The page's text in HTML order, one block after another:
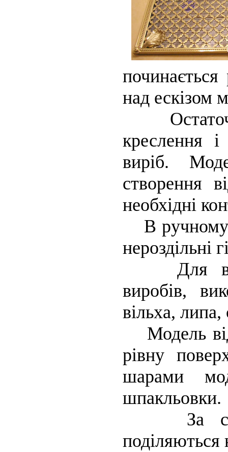
над ескізом
креслення
виріб.
створення
необхідні
В ручному
нероздільні
Для
виробів,
вільха, липа,
Модель
рівну
шарами
шпакльовки.
За своєю
поділяються